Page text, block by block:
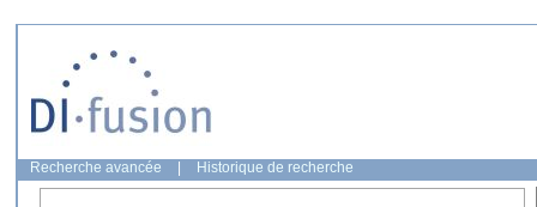
Recherche avancée Historique de recherche